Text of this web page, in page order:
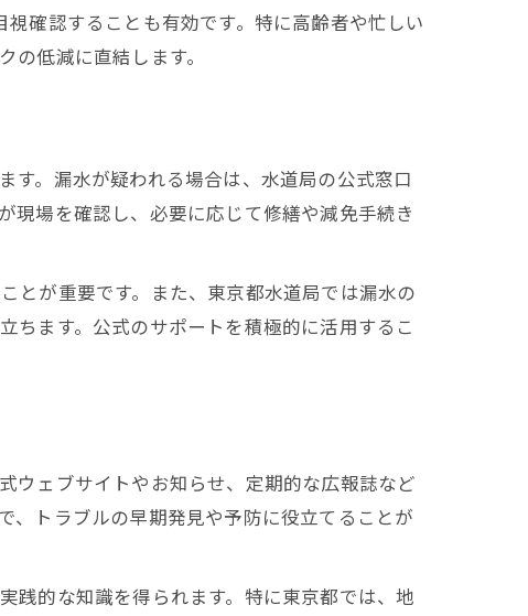
確認することも有効です。特に高齢者や忙しい
低減に直結します。
す。漏水が疑われる場合は、水道局の公式窓口
現場を確認し、必要に応じて修繕や減免手続き
とが重要です。また、東京都水道局では漏水の
ちます。公式のサポートを積極的に活用するこ
ウェブサイトやお知らせ、定期的な広報誌など
、トラブルの早期発見や予防に役立てることが
践的な知識を得られます。特に東京都では、地